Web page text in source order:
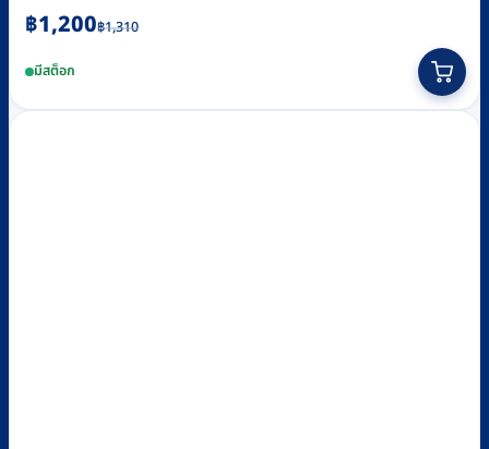
฿1,310
Original
was:
฿1,310.
฿1,200
Current
is:
฿1,200.
มีสต็อก